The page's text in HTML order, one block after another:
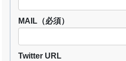
MAIL （必須）
Twitter URL